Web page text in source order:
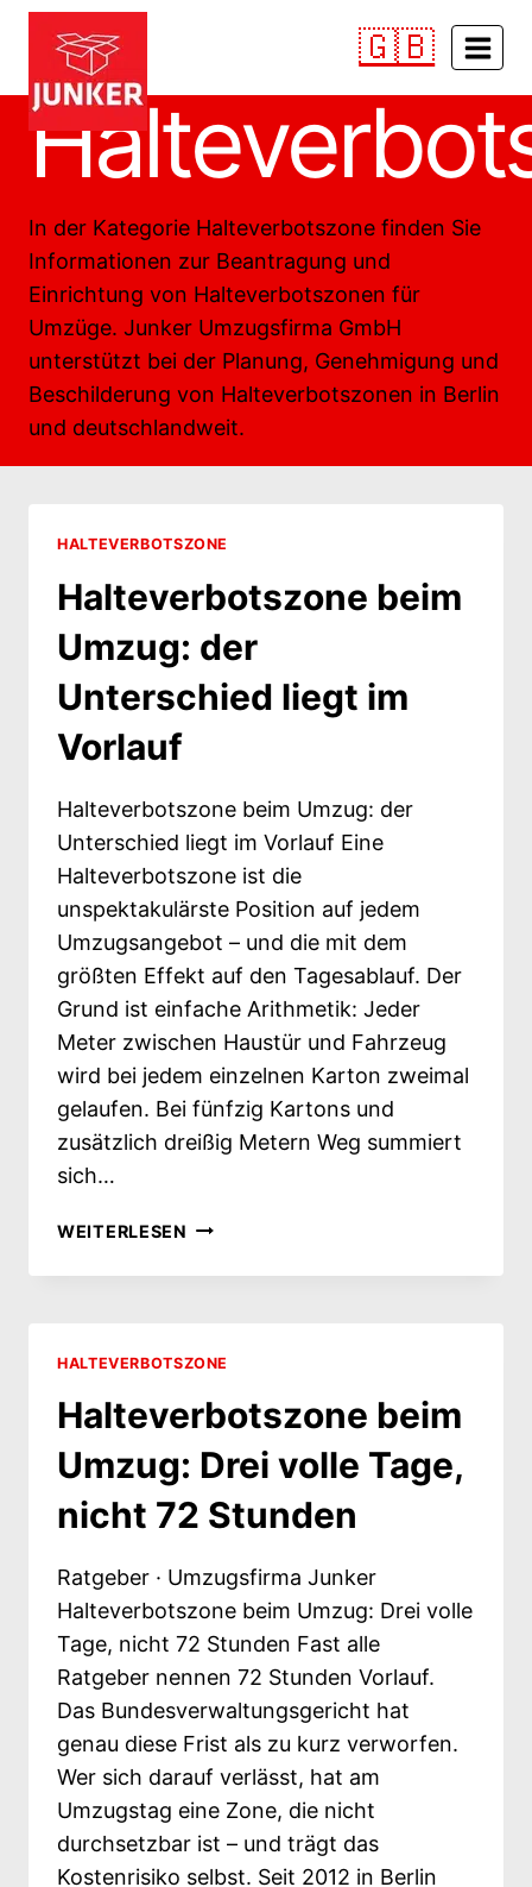
Zum
Inhalt
springen
🇬🇧
In der Kategorie Halteverbotszone finden Sie
Informationen zur Beantragung und
Einrichtung von Halteverbotszonen für
Umzüge. Junker Umzugsfirma GmbH
unterstützt bei der Planung, Genehmigung und
Beschilderung von Halteverbotszonen in Berlin
und deutschlandweit.
HALTEVERBOTSZONE
Halteverbotszone beim
Umzug: der
Unterschied liegt im
Vorlauf
Halteverbotszone beim Umzug: der
Unterschied liegt im Vorlauf Eine
Halteverbotszone ist die
unspektakulärste Position auf jedem
Umzugsangebot – und die mit dem
größten Effekt auf den Tagesablauf. Der
Grund ist einfache Arithmetik: Jeder
Meter zwischen Haustür und Fahrzeug
wird bei jedem einzelnen Karton zweimal
gelaufen. Bei fünfzig Kartons und
zusätzlich dreißig Metern Weg summiert
sich…
WEITERLESEN HALTEVERBOTSZONE
UMZUG: DER
IM
HALTEVERBOTSZONE
Halteverbotszone beim
Umzug: Drei volle Tage,
nicht 72 Stunden
Ratgeber · Umzugsfirma Junker
Halteverbotszone beim Umzug: Drei volle
Tage, nicht 72 Stunden Fast alle
Ratgeber nennen 72 Stunden Vorlauf.
Das Bundesverwaltungsgericht hat
genau diese Frist als zu kurz verworfen.
Wer sich darauf verlässt, hat am
Umzugstag eine Zone, die nicht
durchsetzbar ist – und trägt das
Kostenrisiko selbst. Seit 2012 in Berlin